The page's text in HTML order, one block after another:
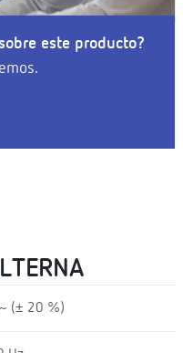
este producto?
(± 20 %)